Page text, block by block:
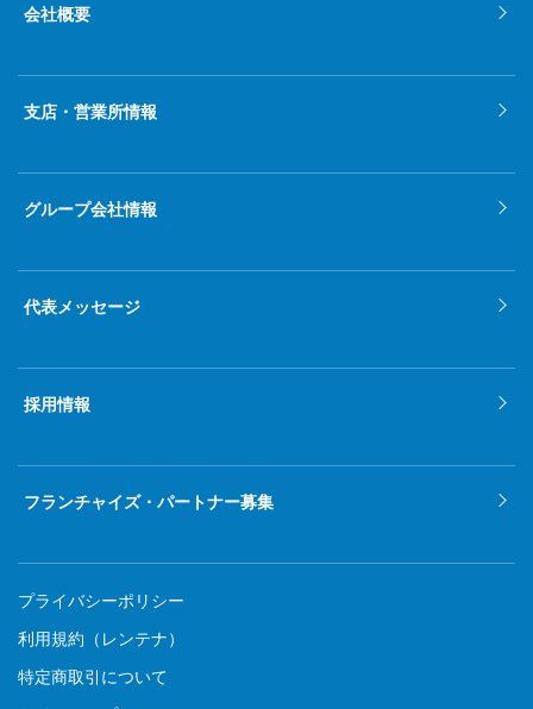
会社概要
支店・営業所情報
グループ会社情報
代表メッセージ
採用情報
フランチャイズ・パートナー募集
プライバシーポリシー
利用規約（レンテナ）
特定商取引について